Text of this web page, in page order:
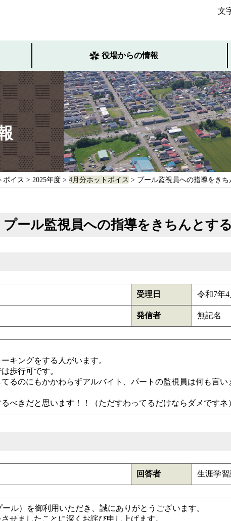
文
役場からの情報
ボイス > 2025年度 > 4月分ホットボイス > プール監視員への指導をきち
プール監視員への指導をきちんとす
受理日 令和7年4
発信者 無記名
キングをする人がいます。
歩行可です。
るのにもかかわらずアルバイト、パートの監視員は何も言
べきだと思います！！（ただすわってるだけならダメですネ
回答者 生涯学
ル）を御利用いただき、誠にありがとうございます。
せましたことに深くお詫び申し上げます。